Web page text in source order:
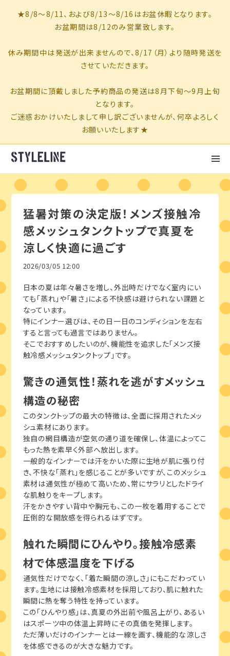
猛暑対策の決定版！メンズ接触冷
感メッシュタンクトップで真夏を
涼しく快適に過ごす
2026/03/05 12:00
日本の夏は年々暑さを増し、外出時だけでなく室内にい
ても「蒸れ」や「暑さ」による不快感は避けられない課題と
なっています。
特にインナー選びは、その日一日のコンディションを左右
すると言っても過言ではありません。
そこでおすすめしたいのが、機能性を追求した「メンズ接
触冷感メッシュタンクトップ」です。
驚きの通気性！蒸れを逃がすメッシュ
構造の秘密
このタンクトップの最大の特徴は、全面に採用されたメッ
シュ素材にあります。
独自の網目構造が空気の通り道を確保し、体温によってこ
もった熱を素早く外部へ放出します。
一般的なインナーでは汗をかいた際に生地が肌に張り付
き、不快な「蒸れ」を感じることが多いですが、このメッシュ
素材は通気性が極めて高いため、常にサラリとしたドライ
な肌触りをキープします。
汗をかきやすい背中や胸元も、この一枚を着用することで
圧倒的な開放感を得られるはずです。
触れた瞬間にひんやり。接触冷感素
材で体感温度を下げる
通気性だけでなく、「着た瞬間の涼しさ」にもこだわってい
ます。生地には接触冷感素材を採用しており、肌に触れた
瞬間に熱を奪う特性を持っています。
この「ひんやり感」は、真夏の外出前や風呂上がり、あるい
はスポーツ中の体温上昇時にその真価を発揮します。
ただ薄いだけのインナーとは一線を画す、機能的な涼しさ
を体感できるのが大きな魅力です。